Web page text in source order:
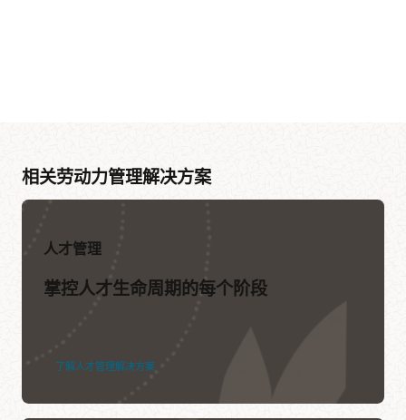
相关劳动力管理解决方案
人才管理
掌控人才生命周期的每个阶段
了解人才管理解决方案